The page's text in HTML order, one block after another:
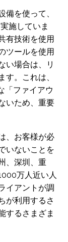
を使って、
施していま
有技術を使用
ツールを使用
い場合は、リ
。これは、
「ファイアウ
いため、重要
、お客様が必
いないことを
、深圳、重
万人近い人
イアントが調
が利用するさ
するさまざま